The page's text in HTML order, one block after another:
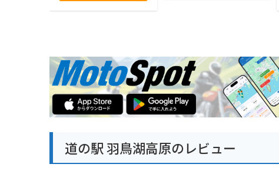
道の駅 羽鳥湖高原のレビュー